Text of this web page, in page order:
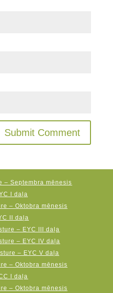
– Septembra mēnesis
I daļa
– Oktobra mēnesis
II daļa
– EYC III daļa
– EYC IV daļa
– EYC V daļa
– Oktobra mēnesis
I daļa
– Oktobra mēnesis